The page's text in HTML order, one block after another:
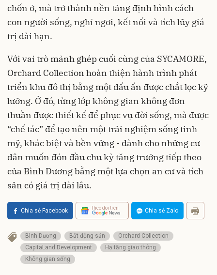
chốn ở, mà trở thành nền tảng định hình cách
con người sống, nghỉ ngơi, kết nối và tích lũy giá
trị dài hạn.
Với vai trò mảnh ghép cuối cùng của SYCAMORE,
Orchard Collection hoàn thiện hành trình phát
triển khu đô thị bằng một dấu ấn được chắt lọc kỹ
lưỡng. Ở đó, từng lớp không gian không đơn
thuần được thiết kế để phục vụ đời sống, mà được
“chế tác” để tạo nên một trải nghiệm sống tinh
mỹ, khác biệt và bền vững - dành cho những cư
dân muốn đón đầu chu kỳ tăng trưởng tiếp theo
của Bình Dương bằng một lựa chọn an cư và tích
sản có giá trị dài lâu.
Chia sẻ Facebook Theo dõi trên Chia sẻ Zalo
Bình Dương Bất động sản
Orchard Collection
CapitaLand Development
Hạ tầng giao thông
Không gian sống